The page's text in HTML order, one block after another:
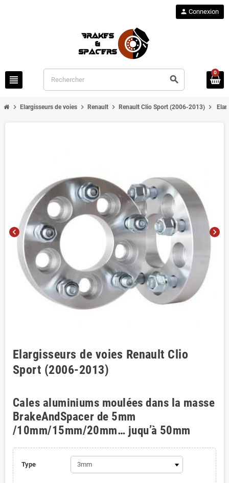
view_headline search
person Connexion
0
chevron_right Elargisseurs de voies chevron_right Renault chevron_right Renault Clio Sport (2006-2013) chevron_right
chevron_left chevron_right
Elargisseurs de voies Renault Clio
Sport (2006-2013)
Cales aluminiums moulées dans la masse
BrakeAndSpacer de 5mm
/10mm/15mm/20mm… juqu’à 50mm
Type